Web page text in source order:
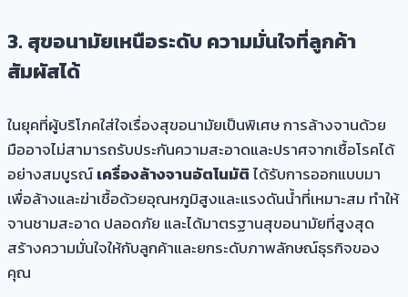
3. สุขอนามัยเหนือระดับ ความมั่นใจที่ลูกค้า
สัมผัสได้
ในยุคที่ผู้บริโภคใส่ใจเรื่องสุขอนามัยเป็นพิเศษ การล้างจานด้วย
มืออาจไม่สามารถรับประกันความสะอาดและปราศจากเชื้อโรคได้
อย่างสมบูรณ์เครื่องล้างจานอัตโนมัติได้รับการออกแบบมา
เพื่อล้างและฆ่าเชื้อด้วยอุณหภูมิสูงและแรงดันน้ำที่เหมาะสม ทำให้
จานชามสะอาด ปลอดภัย และได้มาตรฐานสุขอนามัยที่สูงสุด
สร้างความมั่นใจให้กับลูกค้าและยกระดับภาพลักษณ์ธุรกิจของ
คุณ